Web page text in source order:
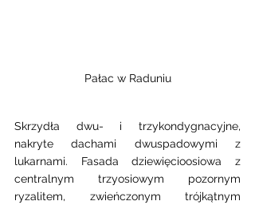
Pałac w Raduniu
Skrzydła dwu- i trzykondygnacyjne,
nakryte dachami dwuspadowymi z
lukarnami. Fasada dziewięcioosiowa z
centralnym trzyosiowym pozornym
ryzalitem, zwieńczonym trójkątnym